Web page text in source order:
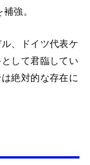
強。
、ドイツ代表ケ
して君臨してい
絶対的な存在に